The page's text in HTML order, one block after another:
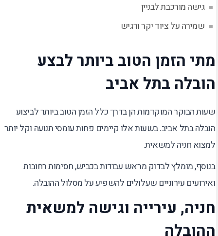
גישה מורכבת לבניין
שמירה על ציוד יקר ורגיש
מתי הזמן הטוב ביותר לבצע
הובלה בתל אביב
שעות הבוקר המוקדמות הן בדרך כלל הזמן הטוב ביותר לביצוע
הובלה בתל אביב. בשעות אלו קיימים פחות עומסי תנועה וקל יותר
למצוא חניה למשאית.
בנוסף, מומלץ לבדוק מראש עבודות בכביש, חסימות רחובות
ואירועים עירוניים שעלולים להשפיע על מסלול ההובלה.
חניה, עירייה וגישה למשאית
ההובלה